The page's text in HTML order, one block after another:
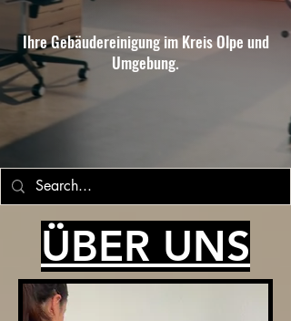
Ihre Gebäudereinigung im Kreis Olpe und
Umgebung.
ÜBER UNS